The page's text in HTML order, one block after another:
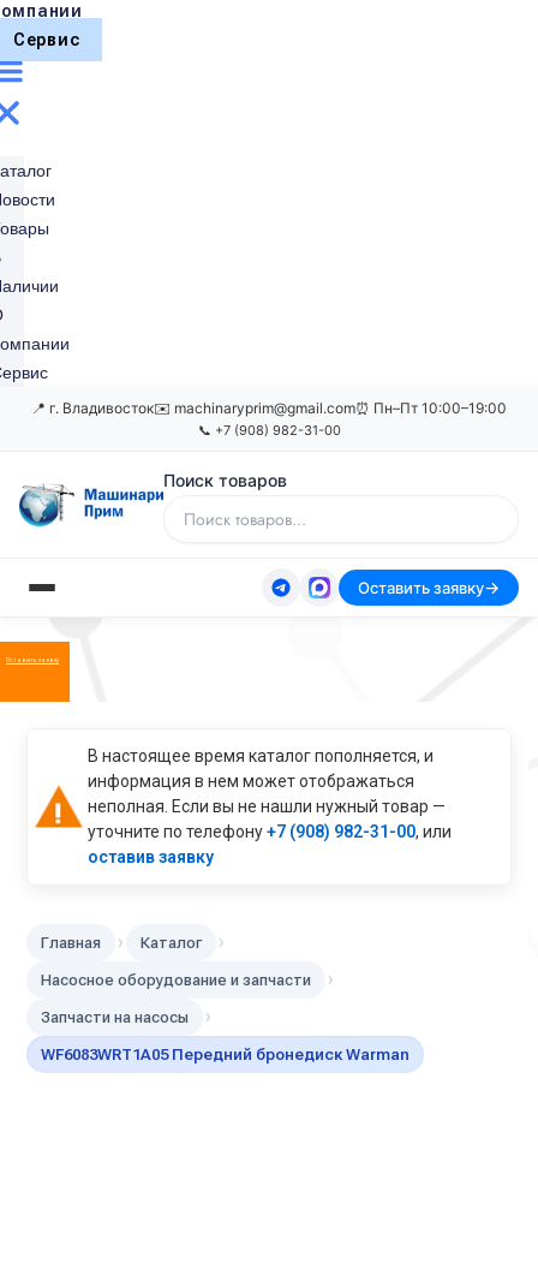
Сервис
📍 г. Владивосток✉️ machinaryprim@gmail.com⏰ Пн–Пт 10:00–19:00
📞 +7 (908) 982-31-00
Поиск товаров
Оставить заявку
Оставить заявку
В настоящее время каталог пополняется, и
информация в нем может отображаться
неполная. Если вы не нашли нужный товар —
уточните по телефону+7 (908) 982-31-00, или
оставив заявку
Главная › Каталог ›
Насосное оборудование и запчасти ›
Запчасти на насосы ›
WF6083WRT1A05 Передний бронедиск Warman